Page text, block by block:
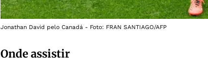
Jonathan David pelo Canadá - Foto: FRAN SANTIAGO/AFP
Onde assistir